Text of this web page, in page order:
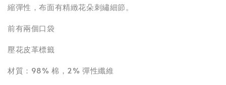
縮彈性，布面有精緻花朵刺繡細節。
前有兩個口袋
壓花皮革標籤
材質：98% 棉，2% 彈性纖維